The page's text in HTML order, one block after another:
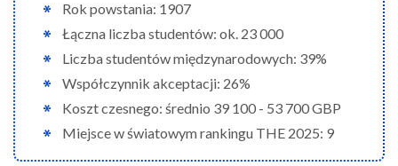
Rok powstania: 1907
Łączna liczba studentów: ok. 23 000
Liczba studentów międzynarodowych: 39%
Współczynnik akceptacji: 26%
Koszt czesnego: średnio 39 100 - 53 700 GBP
Miejsce w światowym rankingu THE 2025: 9